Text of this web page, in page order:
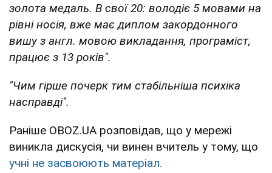
золота медаль. В свої 20: володіє 5 мовами на
рівні носія, вже має диплом закордонного
вишу з англ. мовою викладання, програміст,
працює з 13 років".
"Чим гірше почерк тим стабільніша психіка
насправді".
Раніше OBOZ.UA розповідав, що у мережі
виникла дискусія, чи винен вчитель у тому, що
учні не засвоюють матеріал.